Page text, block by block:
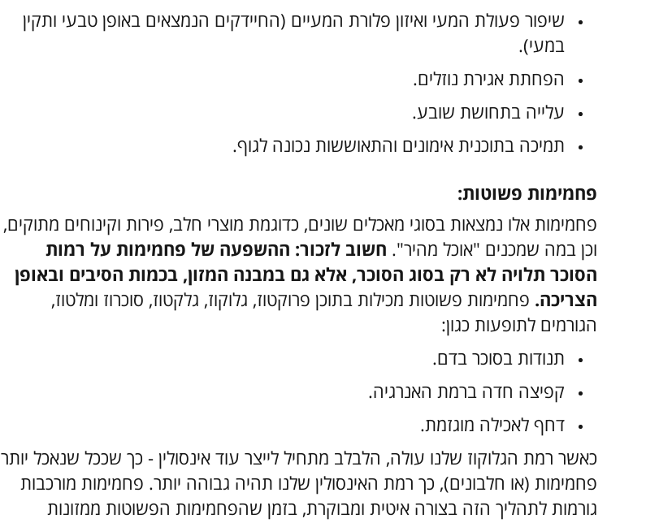
שיפור פעולת המעי ואיזון פלורת המעיים (החיידקים הנמצאים באופן טבעי ותקין
במעי).
הפחתת אגירת נוזלים.
עלייה בתחושת שובע.
תמיכה בתוכנית אימונים והתאוששות נכונה לגוף.
פחמימות פשוטות:
פחמימות אלו נמצאות בסוגי מאכלים שונים, כדוגמת מוצרי חלב, פירות וקינוחים מתוקים,
וכן במה שמכנים "אוכל מהיר". חשוב לזכור: ההשפעה של פחמימות על רמות
הסוכר תלויה לא רק בסוג הסוכר, אלא גם במבנה המזון, בכמות הסיבים ובאופן
הצריכה. פחמימות פשוטות מכילות בתוכן פרוקטוז, גלוקוז, גלקטוז, סוכרוז ומלטוז,
הגורמים לתופעות כגון:
תנודות בסוכר בדם.
קפיצה חדה ברמת האנרגיה.
דחף לאכילה מוגזמת.
כאשר רמת הגלוקוז שלנו עולה, הלבלב מתחיל לייצר עוד אינסולין - כך שככל שנאכל יותר
פחמימות (או חלבונים), כך רמת האינסולין שלנו תהיה גבוהה יותר. פחמימות מורכבות
גורמות לתהליך הזה בצורה איטית ומבוקרת, בזמן שהפחמימות הפשוטות ממזונות